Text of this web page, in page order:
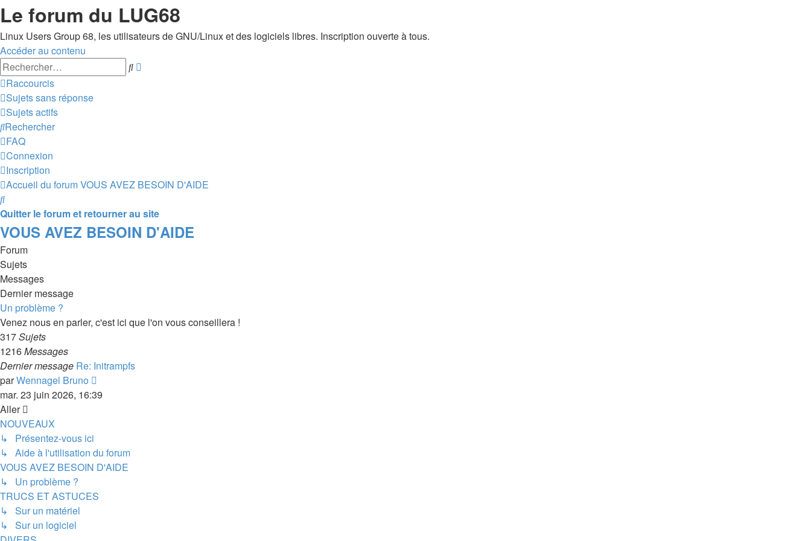
Le forum du LUG68
Linux Users Group 68, les utilisateurs de GNU/Linux et des logiciels libres. Inscription ouverte à tous.
Accéder au contenu
Rechercher
Raccourcis
Sujets sans réponse
Sujets actifs
Rechercher
FAQ
Connexion
Inscription
Accueil du forumVOUS AVEZ BESOIN D'AIDE
Rechercher
Quitter le forum et retourner au site
VOUS AVEZ BESOIN D'AIDE
Forum
Sujets
Messages
Dernier message
Un problème ?
Venez nous en parler, c'est ici que l'on vous conseillera !
317Sujets
1216Messages
Dernier message Re: Initrampfs
parWennagel Bruno
le
mar. 23 juin 2026, 16:39
Aller
NOUVEAUX
↳ Présentez-vous ici
↳ Aide à l'utilisation du forum
VOUS AVEZ BESOIN D'AIDE
↳ Un problème ?
TRUCS ET ASTUCES
↳ Sur un matériel
↳ Sur un logiciel